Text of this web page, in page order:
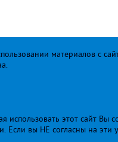
материалов с
использовать этот сайт Вы
. Если вы НЕ согласны на эти